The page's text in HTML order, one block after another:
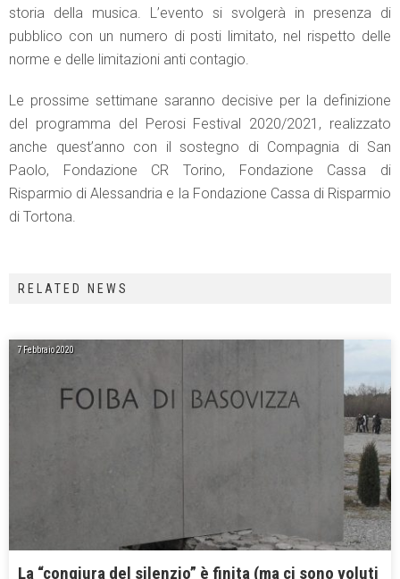
storia della musica. L’evento si svolgerà in presenza di
pubblico con un numero di posti limitato, nel rispetto delle
norme e delle limitazioni anti contagio.
Le prossime settimane saranno decisive per la definizione
del programma del Perosi Festival 2020/2021, realizzato
anche quest’anno con il sostegno di Compagnia di San
Paolo, Fondazione CR Torino, Fondazione Cassa di
Risparmio di Alessandria e la Fondazione Cassa di Risparmio
di Tortona.
RELATED NEWS
7 Febbraio 2020
La “congiura del silenzio” è finita (ma ci sono voluti